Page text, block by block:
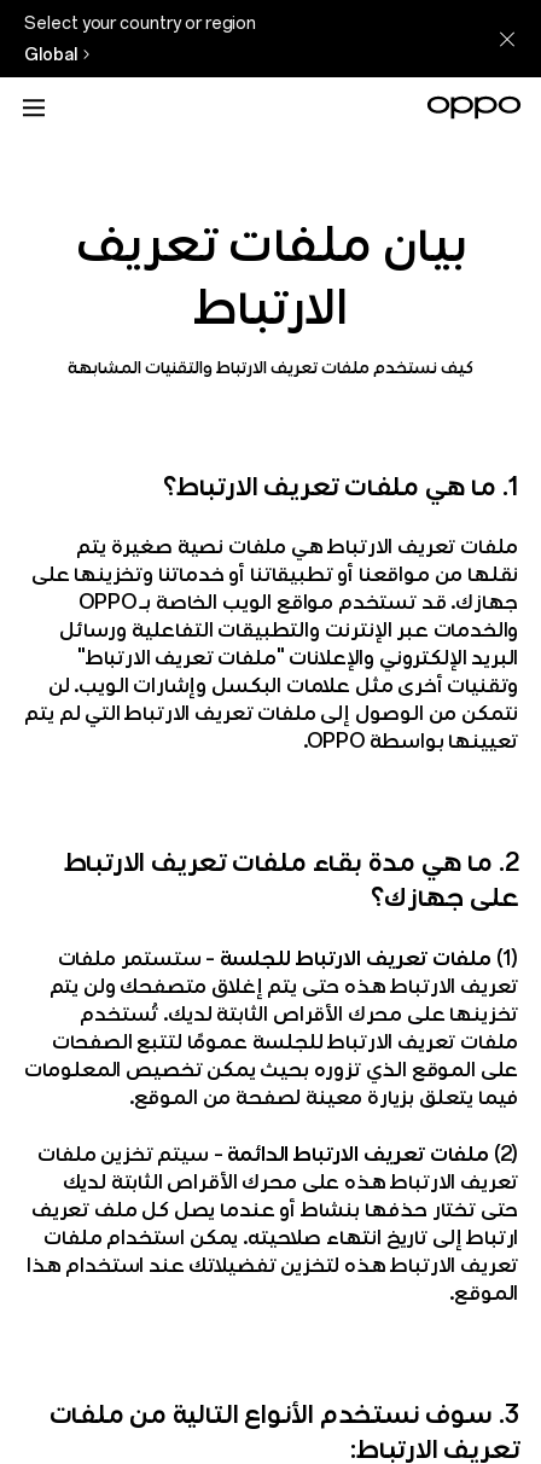
Select your country or region
Global
بيان ملفات تعريف
الارتباط
كيف نستخدم ملفات تعريف الارتباط والتقنيات المشابهة
1. ما هي ملفات تعريف الارتباط؟
ملفات تعريف الارتباط هي ملفات نصية صغيرة يتم
نقلها من مواقعنا أو تطبيقاتنا أو خدماتنا وتخزينها على
جهازك. قد تستخدم مواقع الويب الخاصة بـ OPPO
والخدمات عبر الإنترنت والتطبيقات التفاعلية ورسائل
البريد الإلكتروني والإعلانات "ملفات تعريف الارتباط"
وتقنيات أخرى مثل علامات البكسل وإشارات الويب. لن
نتمكن من الوصول إلى ملفات تعريف الارتباط التي لم يتم
تعيينها بواسطة OPPO.
2. ما هي مدة بقاء ملفات تعريف الارتباط
على جهازك؟
(1) ملفات تعريف الارتباط للجلسة – ستستمر ملفات
تعريف الارتباط هذه حتى يتم إغلاق متصفحك ولن يتم
تخزينها على محرك الأقراص الثابتة لديك. تُستخدم
ملفات تعريف الارتباط للجلسة عمومًا لتتبع الصفحات
على الموقع الذي تزوره بحيث يمكن تخصيص المعلومات
فيما يتعلق بزيارة معينة لصفحة من الموقع.
(2) ملفات تعريف الارتباط الدائمة – سيتم تخزين ملفات
تعريف الارتباط هذه على محرك الأقراص الثابتة لديك
حتى تختار حذفها بنشاط أو عندما يصل كل ملف تعريف
ارتباط إلى تاريخ انتهاء صلاحيته. يمكن استخدام ملفات
تعريف الارتباط هذه لتخزين تفضيلاتك عند استخدام هذا
الموقع.
3. سوف نستخدم الأنواع التالية من ملفات
تعريف الارتباط: